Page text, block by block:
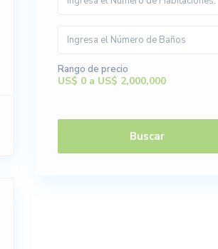
Rango de precio
US$ 0 a US$ 2,000,000
Buscar